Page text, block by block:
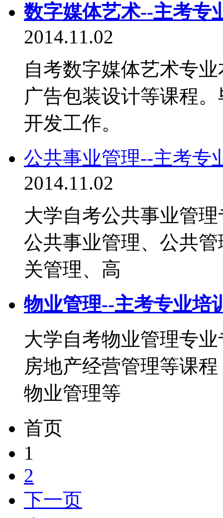
数字媒体艺术--主考专
2014.11.02
自考数字媒体艺术专
广告包装设计等课程
开发工作。
公共事业管理--主考专
2014.11.02
大学自考公共事业管
公共事业管理、公共
关管理、高
物业管理--主考专业培
大学自考物业管理专
房地产经营管理等课
物业管理等
首页
1
2
下一页